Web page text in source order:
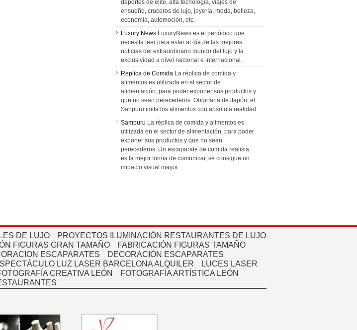
deportes de élite, alta tecnología, viajes de
ensueño, cruceros de lujo, joyería, moda, belleza,
economía, automoción, etc.
Luxury News LuxuryNews es el periódico que
necesita leer para estar al día de las mejores
noticias del extraordinario mundo del lujo y la
exclusividad a nivel nacional e internacional.
Replica de Comida La réplica de comida y
alimentos es utilizada en el sector de
alimentación, para poder exponer sus productos y
que no sean perecederos. Originaria de Japón, el
Sanpuru imita los alimentos con absoluta realidad.
Sampuru La réplica de comida y alimentos es
utilizada en el sector de alimentación, para poder
exponer sus productos y que no sean
perecederos. Un escaparate de comida realista,
es la mejor forma de comunicar, se consigue un
impacto visual mayor.
DE LUJO
PROYECTOS ILUMINACIÓN RESTAURANTES DE LUJO
FIGURAS GRAN TAMAÑO
FABRICACIÓN FIGURAS TAMAÑO
ESCAPARATES
DECORACIÓN ESCAPARATES
LUZ LASER BARCELONA ALQUILER
LUCES LASER
CREATIVA LEÓN
FOTOGRAFÍA ARTÍSTICA LEÓN